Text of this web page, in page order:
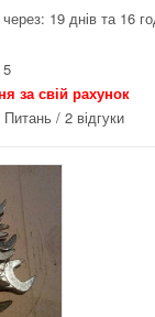
через: 19 днів та 16
5
за свій рахунок
Питань / 2 відгуки